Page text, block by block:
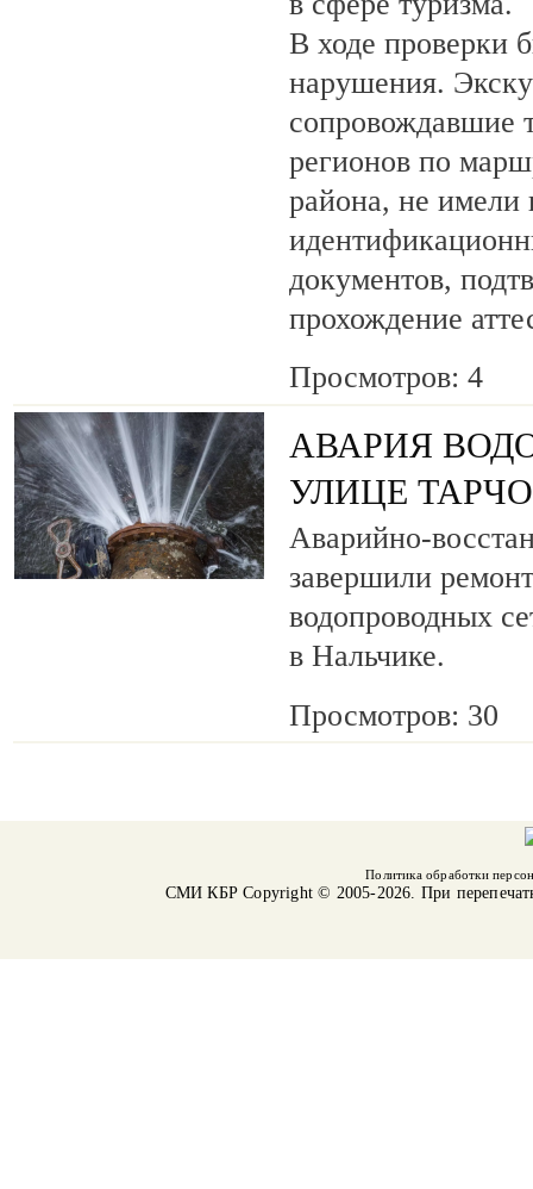
В ходе проверки
нарушения.
сопровождавшие
регионов по
района, не имели
документов,
прохождение
Просмотров: 4
АВАРИЯ
УЛИЦЕ
Аварийно-
завершили
водопроводных
в Нальчике.
Просмотров: 30
Политика обработки
СМИ КБРCopyright © 2005-2026. При